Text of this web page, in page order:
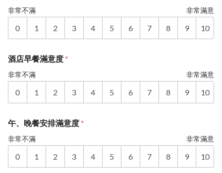
非常不滿 非常滿意
0 1 2 3 4 5 6 7 8 9 10
酒店早餐滿意度 *
非常不滿 非常滿意
0 1 2 3 4 5 6 7 8 9 10
午、晚餐安排滿意度 *
非常不滿 非常滿意
0 1 2 3 4 5 6 7 8 9 10